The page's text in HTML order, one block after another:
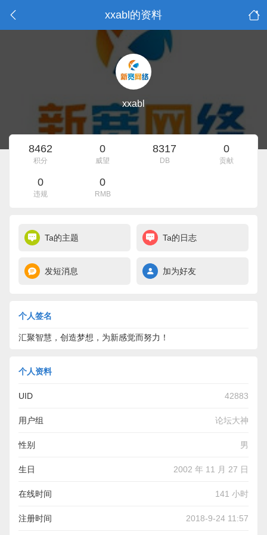
xxabl的资料
xxabl
8462
积分
0
威望
8317
DB
0
贡献
0
违规
0
RMB
Ta的主题 Ta的日志
发短消息 加为好友
个人签名
汇聚智慧，创造梦想，为新感觉而努力！
个人资料
UID 42883
用户组 论坛大神
性别 男
生日 2002 年 11 月 27 日
在线时间 141 小时
注册时间 2018-9-24 11:57